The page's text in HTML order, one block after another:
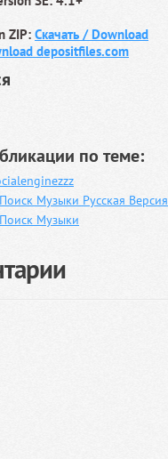
ZIP: Скачать / Download
depositfiles.com
по теме:
Музыки Русская Версия
Музыки